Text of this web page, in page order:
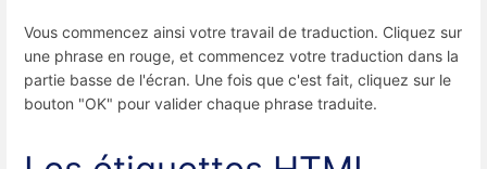
Vous commencez ainsi votre travail de traduction. Cliquez sur
une phrase en rouge, et commencez votre traduction dans la
partie basse de l'écran. Une fois que c'est fait, cliquez sur le
bouton "OK" pour valider chaque phrase traduite.